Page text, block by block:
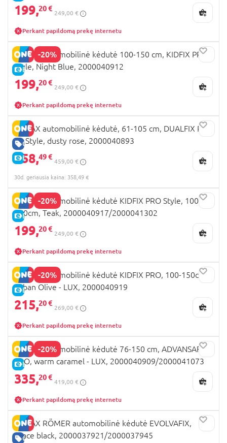
199,20 €
249,00 €
Perkant papildomą prekę internetu
-20%
E-KAINA
BRITAX automobilinė kėdutė 100-150 cm, KIDFIX PRO,
Style, Night Blue, 2000040912
199,20 €
249,00 €
Perkant papildomą prekę internetu
GERA KAINA
E-KAINA
BRITAX automobilinė kėdutė, 61-105 cm, DUALFIX PRO
M, Style, dusty rose, 2000040893
358,49 €
459,00 €
30d. geriausia kaina: 358,49 €
-20%
E-KAINA
BRITAX automobilinė kėdutė KIDFIX PRO Style, 100-
150cm, Teak, 2000040917/2000041302
199,20 €
249,00 €
Perkant papildomą prekę internetu
-20%
E-KAINA
BRITAX automobilinė kėdutė KIDFIX PRO, 100-150cm,
Urban Olive - LUX, 2000040919
215,20 €
269,00 €
Perkant papildomą prekę internetu
-20%
E-KAINA
BRITAX automobilinė kėdutė 76-150 cm, ADVANSAFIX
PRO, warm caramel - LUX, 2000040909/2000041073
335,20 €
419,00 €
Perkant papildomą prekę internetu
GERA KAINA
BRITAX RÖMER automobilinė kėdutė EVOLVAFIX,
space black, 2000037921/2000037945